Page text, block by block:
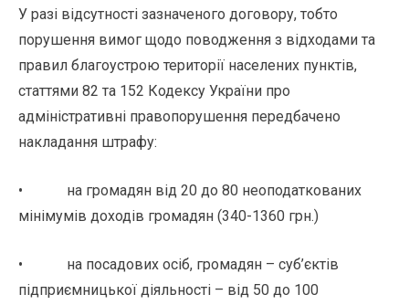
У разі відсутності зазначеного договору, тобто
порушення вимог щодо поводження з відходами та
правил благоустрою території населених пунктів,
статтями 82 та 152 Кодексу України про
адміністративні правопорушення передбачено
накладання штрафу:
• на громадян від 20 до 80 неоподаткованих
мінімумів доходів громадян (340-1360 грн.)
• на посадових осіб, громадян – суб’єктів
підприємницької діяльності – від 50 до 100